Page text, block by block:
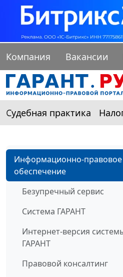
Компания Вакансии
Судебная практика
Информационно-правовое
обеспечение
Безупречный сервис
Система ГАРАНТ
Интернет-версия
ГАРАНТ
Правовой консалтинг